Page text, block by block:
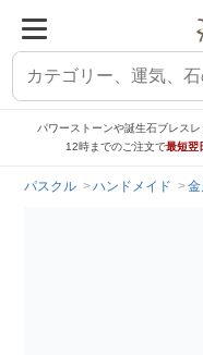
パワーストーンや誕生石ブレス
12時までのご注文で最短翌
パスクル ハンドメイド 金